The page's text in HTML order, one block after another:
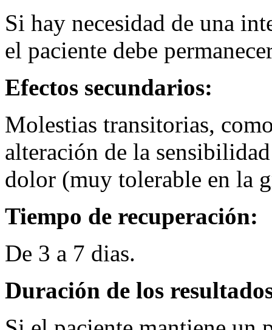
Si hay necesidad de una
el paciente debe
Efectos secundarios:
Molestias transitorias,
alteración de la
dolor (muy tolerable en la
Tiempo de recuperación:
De 3 a 7 dias.
Duración de los